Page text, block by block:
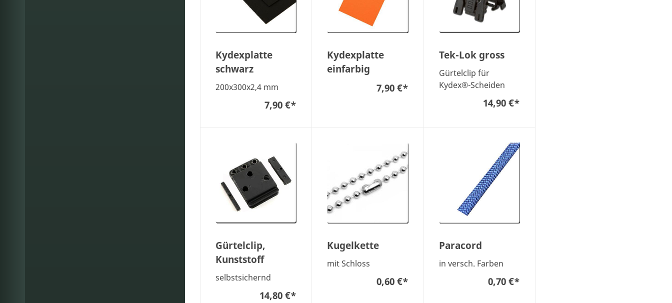
Kydexplatte
schwarz
200x300x2,4 mm
7,90 €*
Kydexplatte
einfarbig
7,90 €*
Tek-Lok gross
Gürtelclip für
Kydex®-Scheiden
14,90 €*
Gürtelclip,
Kunststoff
selbstsichernd
14,80 €*
Kugelkette
mit Schloss
0,60 €*
Paracord
in versch. Farben
0,70 €*